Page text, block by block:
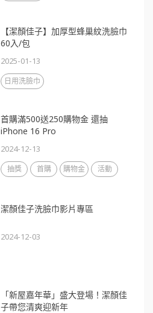
【潔顏佳子】加厚型蜂巢紋洗臉巾
60入/包
2025-01-13
日用洗臉巾
首購滿500送250購物金 還抽
iPhone 16 Pro
2024-12-13
抽獎 首購 購物金 活動
潔顏佳子洗臉巾影片專區
2024-12-03
「新屋嘉年華」盛大登場！潔顏佳
子帶您清爽迎新年